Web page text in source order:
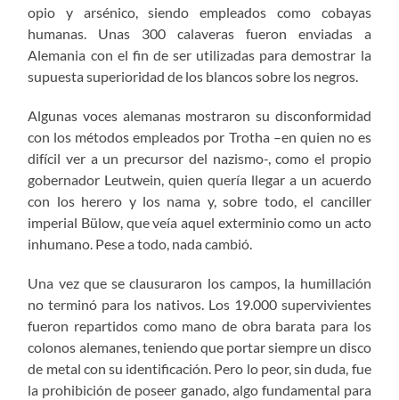
opio y arsénico, siendo empleados como cobayas
humanas. Unas 300 calaveras fueron enviadas a
Alemania con el fin de ser utilizadas para demostrar la
supuesta superioridad de los blancos sobre los negros.
Algunas voces alemanas mostraron su disconformidad
con los métodos empleados por Trotha –en quien no es
difícil ver a un precursor del nazismo-, como el propio
gobernador Leutwein, quien quería llegar a un acuerdo
con los herero y los nama y, sobre todo, el canciller
imperial Bülow, que veía aquel exterminio como un acto
inhumano. Pese a todo, nada cambió.
Una vez que se clausuraron los campos, la humillación
no terminó para los nativos. Los 19.000 supervivientes
fueron repartidos como mano de obra barata para los
colonos alemanes, teniendo que portar siempre un disco
de metal con su identificación. Pero lo peor, sin duda, fue
la prohibición de poseer ganado, algo fundamental para